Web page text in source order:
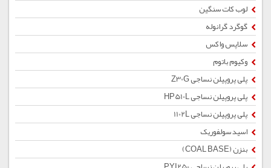
لوب کات سنگین
گوگرد گرانوله
سلاپس واکس
وکیوم باتوم
پلی پروپیلن نساجی Z30G
پلی پروپیلن نساجی HP510L
پلی پروپیلن نساجی 1102L
اسید سولفوریک
بنزن (COAL BASE)